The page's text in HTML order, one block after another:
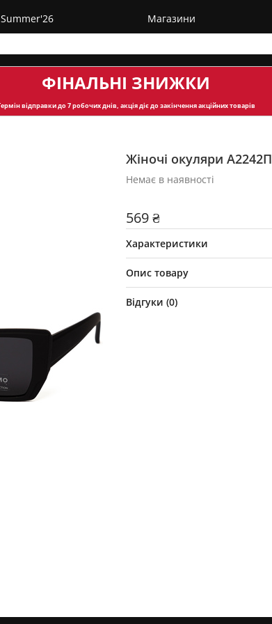
Summer'26 Магазини
ФІНАЛЬНІ ЗНИЖКИ
відправкидо 7 робочих днів, акція діє до закінчення акційних товарів
Жіночі окуляри А2242П
Немає в наявності
569 ₴
Характеристики
Опис товару
Відгуки (0)